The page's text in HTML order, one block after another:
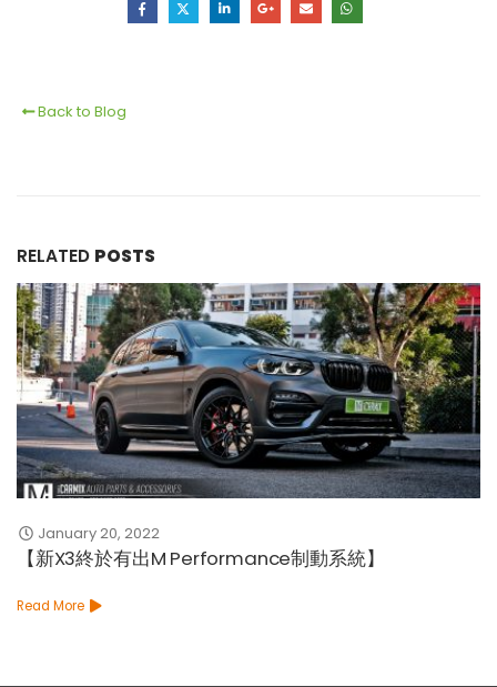
Back to Blog
RELATED POSTS
January 20, 2022
【新X3終於有出M Performance制動系統】
Read More